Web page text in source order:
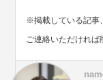
※掲載している記事
ご連絡いただければ